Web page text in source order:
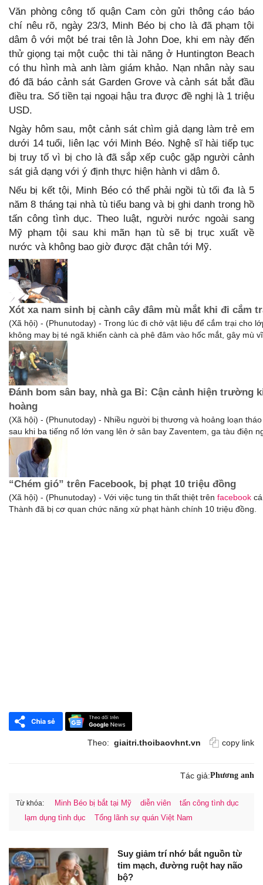
Văn phòng công tố quận Cam còn gửi thông cáo báo
chí nêu rõ, ngày 23/3, Minh Béo bị cho là đã phạm tội
dâm ô với một bé trai tên là John Doe, khi em này đến
thử giọng tại một cuộc thi tài năng ở Huntington Beach
có thu hình mà anh làm giám khảo. Nạn nhân này sau
đó đã báo cảnh sát Garden Grove và cảnh sát bắt đầu
điều tra. Số tiền tại ngoại hậu tra được đề nghị là 1 triệu
USD.
Ngày hôm sau, một cảnh sát chìm giả dạng làm trẻ em
dưới 14 tuổi, liên lạc với Minh Béo. Nghệ sĩ hài tiếp tục
bị truy tố vì bị cho là đã sắp xếp cuộc gặp người cảnh
sát giả dạng với ý định thực hiện hành vi dâm ô.
Nếu bị kết tội, Minh Béo có thể phải ngồi tù tối đa là 5
năm 8 tháng tại nhà tù tiểu bang và bị ghi danh trong hồ
tấn công tình dục. Theo luật, người nước ngoài sang
Mỹ phạm tội sau khi mãn hạn tù sẽ bị trục xuất về
nước và không bao giờ được đặt chân tới Mỹ.
Xót xa nam sinh bị cành cây đâm mù mắt khi đi cắm
(Xã hội) - (Phunutoday) - Trong lúc đi chở vật liệu để cắm trại cho
không may bị té ngã khiến cành cà phê đâm vào hốc mắt, gây mù
Đánh bom sân bay, nhà ga Bỉ: Cận cảnh hiện trường
hoàng
(Xã hội) - (Phunutoday) - Nhiều người bị thương và hoảng loạn
sau khi ba tiếng nổ lớn vang lên ở sân bay Zaventem, ga tàu điện
“Chém gió” trên Facebook, bị phạt 10 triệu đồng
(Xã hội) - (Phunutoday) - Với việc tung tin thất thiệt trên facebook
Thành đã bị cơ quan chức năng xử phạt hành chính 10 triệu đồng.
Theo: giaitri.thoibaovhnt.vn copy link
Tác giả:Phương anh
Từ khóa: Minh Béo bị bắt tại Mỹ diễn viên
tấn công tình dục
lạm dụng tình dục
Tổng lãnh sự quán Việt Nam
Suy giảm trí nhớ bắt nguồn từ
tim mạch, đường ruột hay não
bộ?